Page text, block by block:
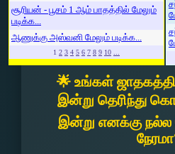
சூரியன் - பூசம் 1 ஆம் பாதத்தில் மேலும்
படிக்க...
ஆணுக்கு அஸ்வனி மேலும் படிக்க...
1 2 3 4 5 6 7 8 9 10 ...
🌟 உங்கள்
இன்று தெரிந்து
இன்று எனக்கு நல்ல